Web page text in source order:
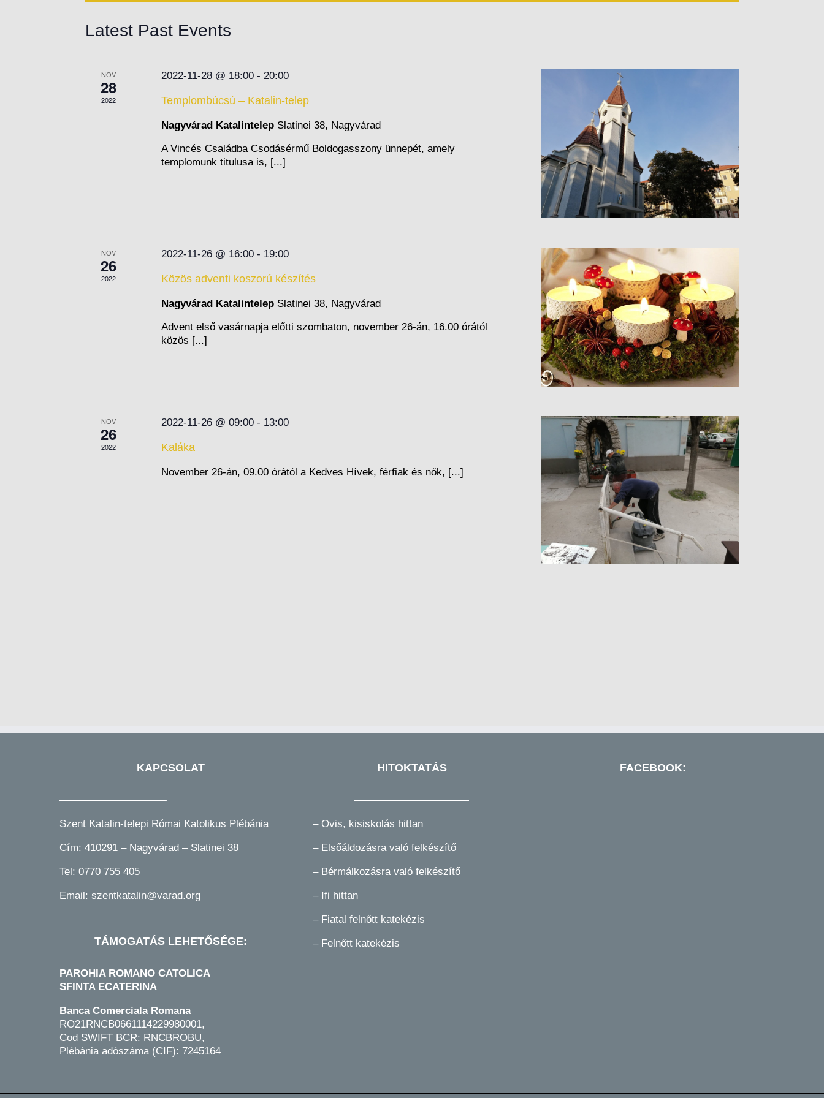
Latest Past Events
NOV
28
2022
2022-11-28 @ 18:00- 20:00
Templombúcsú – Katalin-telep
Nagyvárad Katalintelep Slatinei 38, Nagyvárad
A Vincés Családba Csodásérmű Boldogasszony ünnepét, amely
templomunk titulusa is, [...]
NOV
26
2022
2022-11-26 @ 16:00- 19:00
Közös adventi koszorú készítés
Nagyvárad Katalintelep Slatinei 38, Nagyvárad
Advent első vasárnapja előtti szombaton, november 26-án, 16.00 órától
közös [...]
NOV
26
2022
2022-11-26 @ 09:00- 13:00
Kaláka
November 26-án, 09.00 órától a Kedves Hívek, férfiak és nők, [...]
KAPCSOLAT
——————————-
Szent Katalin-telepi Római Katolikus Plébánia
Cím: 410291 – Nagyvárad – Slatinei 38
Tel: 0770 755 405
Email: szentkatalin@varad.org
TÁMOGATÁS LEHETŐSÉGE:
PAROHIA ROMANO CATOLICA
SFINTA ECATERINA
Banca Comerciala Romana
RO21RNCB0661114229980001,
Cod SWIFT BCR: RNCBROBU,
Plébánia adószáma (CIF): 7245164
HITOKTATÁS
———————————
– Ovis, kisiskolás hittan
– Elsőáldozásra való felkészítő
– Bérmálkozásra való felkészítő
–Ifi hittan
– Fiatal felnőtt katekézis
– Felnőtt katekézis
FACEBOOK: